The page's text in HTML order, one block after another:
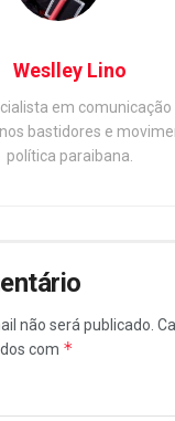
Weslley Lino
em
bastidores e
política paraibana.
não será publicado.
com *